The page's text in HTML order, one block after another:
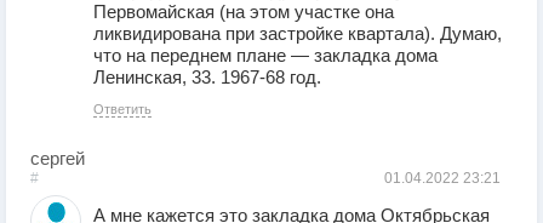
Первомайская (на этом участке она
ликвидирована при застройке квартала). Думаю,
что на переднем плане — закладка дома
Ленинская, 33. 1967-68 год.
Ответить
сергей
01.04.2022 23:21
#
А мне кажется это закладка дома Октябрьская